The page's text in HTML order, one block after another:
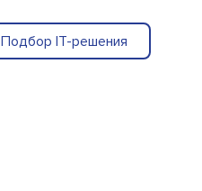
Подбор IT-решения